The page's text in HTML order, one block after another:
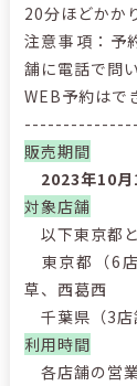
20分ほどかか
注意事項：予
舗に電話で問
WEB予約はで
販売期間
2023年10月
対象店舗
以下東京都
東京都（6
草、西葛西
千葉県（3店
利用時間
各店舗の営